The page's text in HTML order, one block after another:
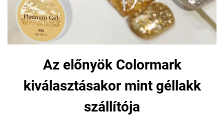
Az előnyök Colormark
kiválasztásakor mint géllakk
szállítója